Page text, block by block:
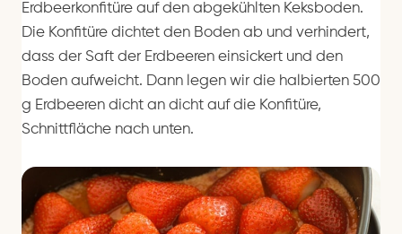
Erdbeerkonfitüre auf den abgekühlten Keksboden.
Die Konfitüre dichtet den Boden ab und verhindert,
dass der Saft der Erdbeeren einsickert und den
Boden aufweicht. Dann legen wir die halbierten 500
g Erdbeeren dicht an dicht auf die Konfitüre,
Schnittfläche nach unten.